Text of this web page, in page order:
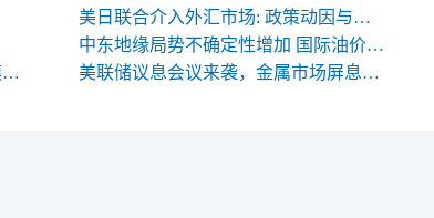
期货合约规格的三大关键维度：规模、交割与标准化
美日联合介入外汇市场: 政策动因与中长期影响
中东地缘局势不确定性增加 国际油价高位震荡
美联储议息会议来袭，金属市场屏息以待